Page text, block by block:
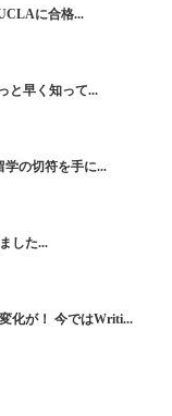
に合格...
と早く知って...
学の切符を手に...
した...
化が！ 今ではWriti...